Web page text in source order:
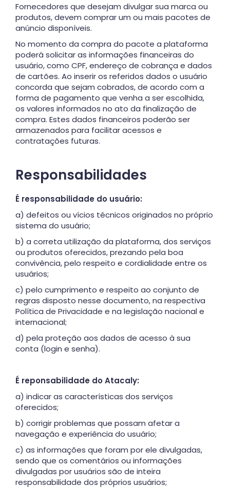
Fornecedores que desejam divulgar sua marca ou
produtos, devem comprar um ou mais pacotes de
anúncio disponíveis.
No momento da compra do pacote a plataforma
poderá solicitar as informações financeiras do
usuário, como CPF, endereço de cobrança e dados
de cartões. Ao inserir os referidos dados o usuário
concorda que sejam cobrados, de acordo com a
forma de pagamento que venha a ser escolhida,
os valores informados no ato da finalização de
compra. Estes dados financeiros poderão ser
armazenados para facilitar acessos e
contratações futuras.
Responsabilidades
É responsabilidade do usuário:
a) defeitos ou vícios técnicos originados no próprio
sistema do usuário;
b) a correta utilização da plataforma, dos serviços
ou produtos oferecidos, prezando pela boa
convivência, pelo respeito e cordialidade entre os
usuários;
c) pelo cumprimento e respeito ao conjunto de
regras disposto nesse documento, na respectiva
Política de Privacidade e na legislação nacional e
internacional;
d) pela proteção aos dados de acesso à sua
conta (login e senha).
É reponsabilidade do Atacaly:
a) indicar as características dos serviços
oferecidos;
b) corrigir problemas que possam afetar a
navegação e experiência do usuário;
c) as informações que foram por ele divulgadas,
sendo que os comentários ou informações
divulgadas por usuários são de inteira
responsabilidade dos próprios usuários;